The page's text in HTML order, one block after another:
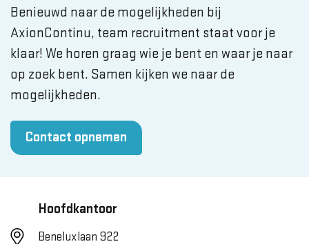
Benieuwd naar de mogelijkheden bij
AxionContinu, team recruitment staat voor je
klaar! We horen graag wie je bent en waar je naar
op zoek bent. Samen kijken we naar de
mogelijkheden.
Contact opnemen
Hoofdkantoor
Beneluxlaan 922